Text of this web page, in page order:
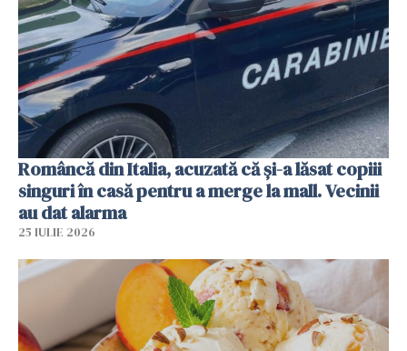
Româncă din Italia, acuzată că și-a lăsat copiii
singuri în casă pentru a merge la mall. Vecinii
au dat alarma
25 IULIE 2026